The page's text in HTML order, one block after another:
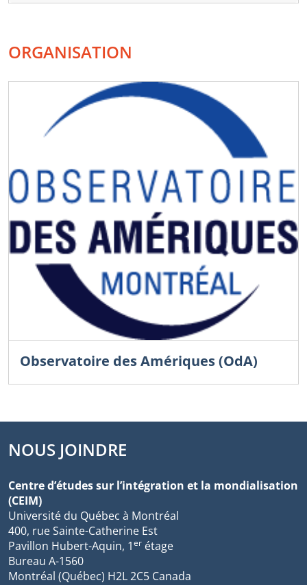
ORGANISATION
Observatoire des Amériques (OdA)
NOUS JOINDRE
Centre d’études sur l’intégration et la mondialisation
(CEIM)
Université du Québec à Montréal
400, rue Sainte-Catherine Est
Pavillon Hubert-Aquin, 1er étage
Bureau A-1560
Montréal (Québec) H2L 2C5 Canada